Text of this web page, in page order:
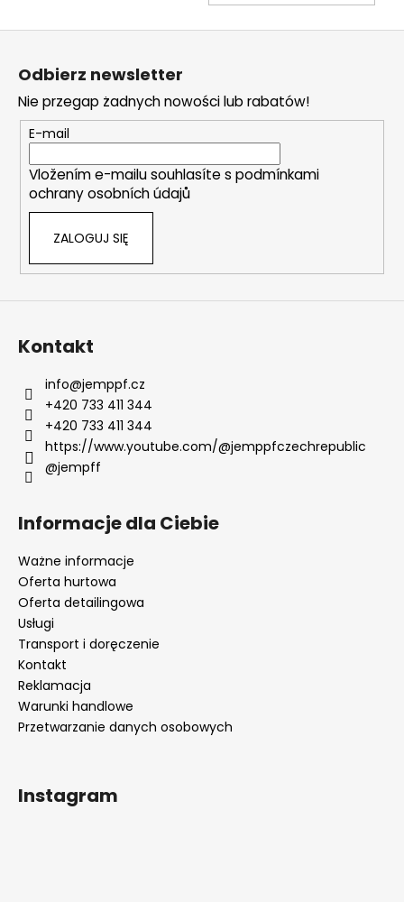
Odbierz newsletter
Nie przegap żadnych nowości lub rabatów!
E-mail
Vložením e-mailu souhlasíte s podmínkami
ochrany osobních údajů
ZALOGUJ SIĘ
Kontakt
info@jemppf.cz
+420 733 411 344
+420 733 411 344
https://www.youtube.com/@jemppfczechrepublic
@jempff
Informacje dla Ciebie
Ważne informacje
Oferta hurtowa
Oferta detailingowa
Usługi
Transport i doręczenie
Kontakt
Reklamacja
Warunki handlowe
Przetwarzanie danych osobowych
Instagram